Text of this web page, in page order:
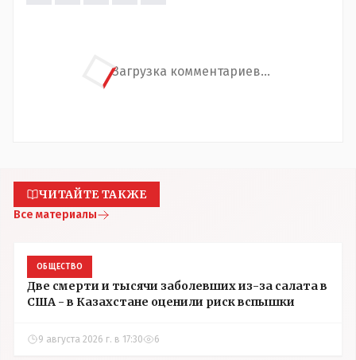
Загрузка комментариев...
ЧИТАЙТЕ ТАКЖЕ
Все материалы
ОБЩЕСТВО
Две смерти и тысячи заболевших из-за салата в
США - в Казахстане оценили риск вспышки
9 августа 2026 г. в 17:30 6